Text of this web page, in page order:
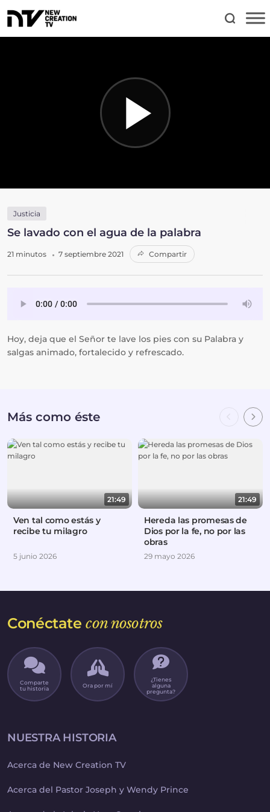
Justicia
Se lavado con el agua de la palabra
21 minutos 7 septiembre 2021 Compartir
Hoy, deja que el Señor te lave los pies con su Palabra y
salgas animado, fortalecido y refrescado.
Más como éste
21:49
Ven tal como estás y
recibe tu milagro
5 junio 2026
21:49
Hereda las promesas de
Dios por la fe, no por las
obras
29 mayo 2026
Conéctatecon nosotros
Comparte
tu historia
Ora por mí
¿Tienes
alguna
pregunta?
NUESTRA HISTORIA
Acerca de New Creation TV
Acerca del Pastor Joseph y Wendy Prince